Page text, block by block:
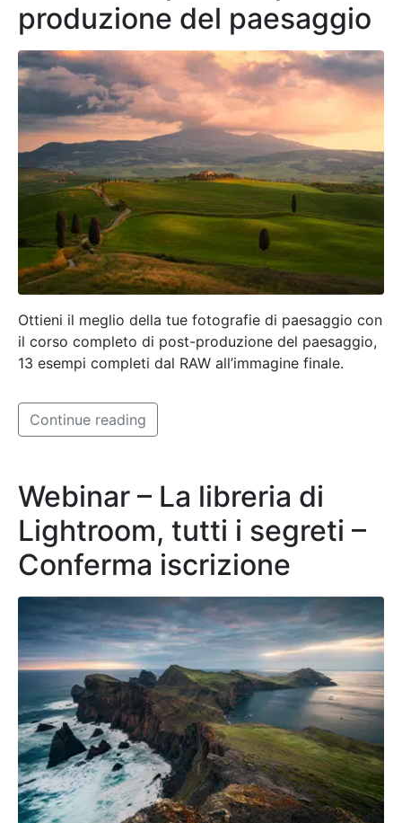
produzione del paesaggio
Ottieni il meglio della tue fotografie di paesaggio con
il corso completo di post-produzione del paesaggio,
13 esempi completi dal RAW all’immagine finale.
Continue reading
Webinar – La libreria di
Lightroom, tutti i segreti –
Conferma iscrizione